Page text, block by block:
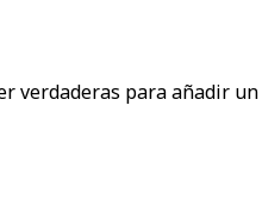
verdaderas para añadir